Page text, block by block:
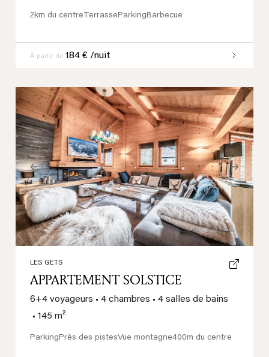
2km du centre TerrasseParkingBarbecue
À partir de 184 € /nuit
Previous Next
LES GETS
APPARTEMENT SOLSTICE
6+4 voyageurs • 4 chambres • 4 salles de bains
• 145 m²
ParkingPrès des pistesVue montagne400m du centre